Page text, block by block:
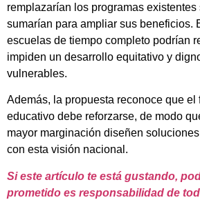
remplazarían los programas existentes
sumarían para ampliar sus beneficios.
escuelas de tiempo completo podrían
impiden un desarrollo equitativo y
vulnerables.
Además, la propuesta reconoce que el
educativo debe reforzarse, de modo
mayor marginación diseñen
con esta visión nacional.
Si este artículo te está gustando,
prometido es responsabilidad de